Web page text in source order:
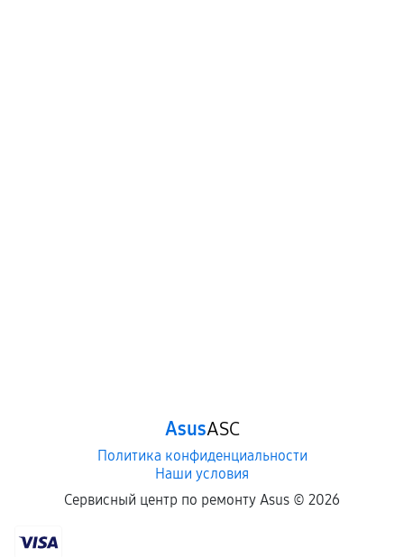
AsusASC
Политика конфиденциальности
Наши условия
Сервисный центр по ремонту Asus © 2026